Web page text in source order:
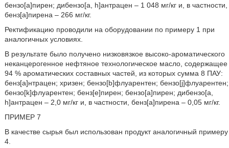
бензо[а]пирен; дибензо[a, h]антрацен – 1 048 мг/кг и, в частности,
бенз[а]пирена – 266 мг/кг.
Ректификацию проводили на оборудовании по примеру 1 при
аналогичных условиях.
В результате было получено низковязкое высоко-ароматического
неканцерогенное нефтяное технологическое масло, содержащее
94 % ароматических составных частей, из которых сумма 8 ПАУ:
бенз[а]нтрацен; хризен; бензо[b]флуарентен; бензо[j]флуарентен;
бензо[k]флуарентен; бенз[е]пирен; бензо[а]пирен; дибензо[a,
h]антрацен – 2,0 мг/кг и, в частности, бенз[а]пирена – 0,05 мг/кг.
ПРИМЕР 7
В качестве сырья был использован продукт аналогичный примеру
4.